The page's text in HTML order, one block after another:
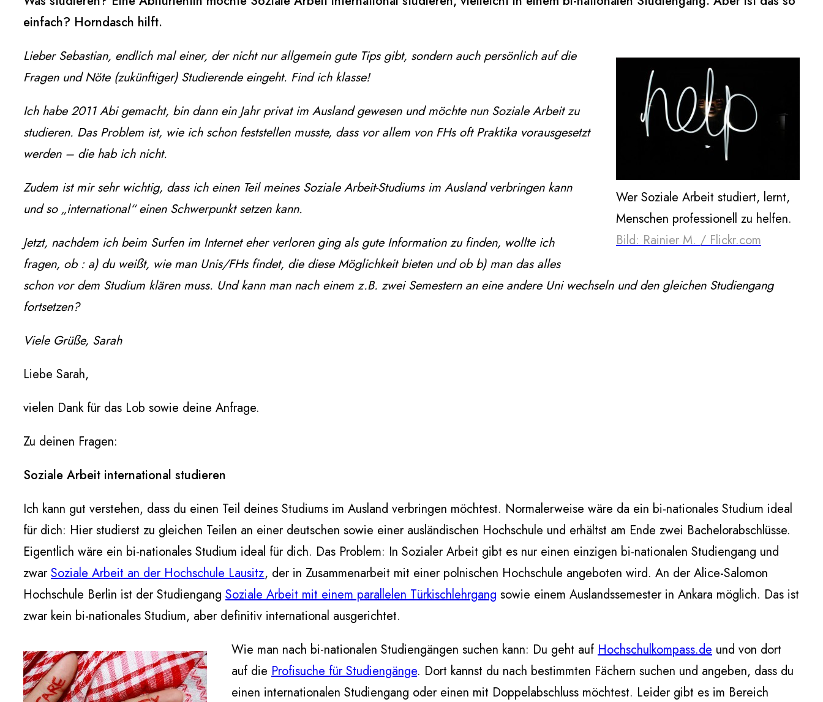
einfach? Horndasch hilft.
Wer Soziale Arbeit studiert, lernt,
Menschen professionell zu helfen.
Bild: Rainier M. / Flickr.com
Lieber Sebastian, endlich mal einer, der nicht nur allgemein gute Tips gibt, sondern auch persönlich auf die
Fragen und Nöte (zukünftiger) Studierende eingeht. Find ich klasse!
Ich habe 2011 Abi gemacht, bin dann ein Jahr privat im Ausland gewesen und möchte nun Soziale Arbeit zu
studieren. Das Problem ist, wie ich schon feststellen musste, dass vor allem von FHs oft Praktika vorausgesetzt
werden – die hab ich nicht.
Zudem ist mir sehr wichtig, dass ich einen Teil meines Soziale Arbeit-Studiums im Ausland verbringen kann
und so „international“ einen Schwerpunkt setzen kann.
Jetzt, nachdem ich beim Surfen im Internet eher verloren ging als gute Information zu finden, wollte ich
fragen, ob : a) du weißt, wie man Unis/FHs findet, die diese Möglichkeit bieten und ob b) man das alles
schon vor dem Studium klären muss. Und kann man nach einem z.B. zwei Semestern an eine andere Uni wechseln und den gleichen Studiengang
fortsetzen?
Viele Grüße, Sarah
Liebe Sarah,
vielen Dank für das Lob sowie deine Anfrage.
Zu deinen Fragen:
Soziale Arbeit international studieren
Ich kann gut verstehen, dass du einen Teil deines Studiums im Ausland verbringen möchtest. Normalerweise wäre da ein bi-nationales Studium ideal
für dich: Hier studierst zu gleichen Teilen an einer deutschen sowie einer ausländischen Hochschule und erhältst am Ende zwei Bachelorabschlüsse.
Eigentlich wäre ein bi-nationales Studium ideal für dich. Das Problem: In Sozialer Arbeit gibt es nur einen einzigen bi-nationalen Studiengang und
zwarSoziale Arbeit an der Hochschule Lausitz, der in Zusammenarbeit mit einer polnischen Hochschule angeboten wird. An der Alice-Salomon
Hochschule Berlin ist der Studiengang Soziale Arbeit mit einem parallelen Türkischlehrgang sowie einem Auslandssemester in Ankara möglich. Das ist
zwar kein bi-nationales Studium, aber definitiv international ausgerichtet.
Wie man nach bi-nationalen Studiengängen suchen kann: Du geht auf Hochschulkompass.de und von dort
auf die Profisuche für Studiengänge. Dort kannst du nach bestimmten Fächern suchen und angeben, dass du
einen internationalen Studiengang oder einen mit Doppelabschluss möchtest. Leider gibt es im Bereich